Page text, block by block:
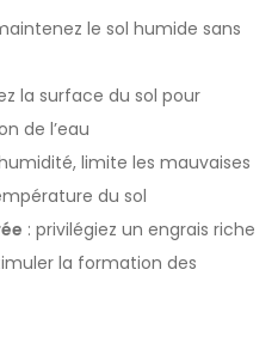
le sol humide sans
la surface du sol pour
de l’eau
limite les mauvaises
du sol
: privilégiez un engrais riche
la formation des